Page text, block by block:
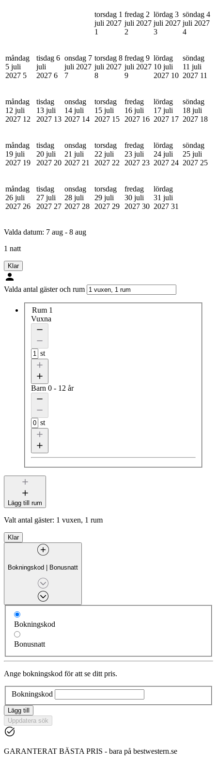
torsdag 1
juli 2027
1
fredag 2
juli 2027
2
lördag 3
juli 2027
3
söndag 4
juli 2027
4
måndag
5 juli
2027 5
tisdag 6
juli
2027 6
onsdag 7
juli 2027
7
torsdag 8
juli 2027
8
fredag 9
juli 2027
9
lördag
10 juli
2027 10
söndag
11 juli
2027 11
måndag
12 juli
2027 12
tisdag
13 juli
2027 13
onsdag
14 juli
2027 14
torsdag
15 juli
2027 15
fredag
16 juli
2027 16
lördag
17 juli
2027 17
söndag
18 juli
2027 18
måndag
19 juli
2027 19
tisdag
20 juli
2027 20
onsdag
21 juli
2027 21
torsdag
22 juli
2027 22
fredag
23 juli
2027 23
lördag
24 juli
2027 24
söndag
25 juli
2027 25
måndag
26 juli
2027 26
tisdag
27 juli
2027 27
onsdag
28 juli
2027 28
torsdag
29 juli
2027 29
fredag
30 juli
2027 30
lördag
31 juli
2027 31
Valda datum: 7 aug - 8 aug
1 natt
Klar
Valda antal gäster och rum
Rum 1
Vuxna
st
Barn 0 - 12 år
st
Lägg till rum
Valt antal gäster: 1 vuxen, 1 rum
Klar
Bokningskod | Bonusnatt
Bokningskod
Bonusnatt
Ange bokningskod för att se ditt pris.
Bokningskod
Lägg till
Uppdatera sök
GARANTERAT BÄSTA PRIS - bara på bestwestern.se